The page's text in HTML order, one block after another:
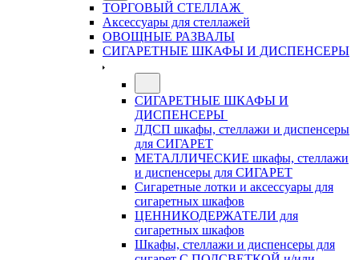
ТОРГОВЫЙ СТЕЛЛАЖ
Аксессуары для стеллажей
ОВОЩНЫЕ РАЗВАЛЫ
СИГАРЕТНЫЕ ШКАФЫ И ДИСПЕНСЕРЫ
СИГАРЕТНЫЕ ШКАФЫ И
ДИСПЕНСЕРЫ
ЛДСП шкафы, стеллажи и диспенсеры
для СИГАРЕТ
МЕТАЛЛИЧЕСКИЕ шкафы, стеллажи
и диспенсеры для СИГАРЕТ
Сигаретные лотки и аксессуары для
сигаретных шкафов
ЦЕННИКОДЕРЖАТЕЛИ для
сигаретных шкафов
Шкафы, стеллажи и диспенсеры для